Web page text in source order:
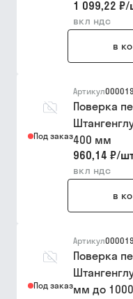
1 099,22 ₽/
вкл ндс
в
Под заказ
Артикул
Поверка
400 мм
960,14 ₽/
вкл ндс
в
Под заказ
Артикул
Поверка
мм до